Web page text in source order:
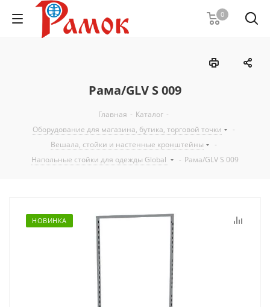
0
Рама/GLV S 009
Главная - Каталог -
Оборудование для магазина, бутика, торговой точки
-
Вешала, стойки и настенные кронштейны
-
Напольные стойки для одежды Global
- Рама/GLV S 009
НОВИНКА